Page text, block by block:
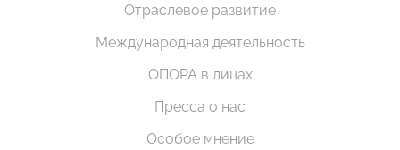
Отраслевое развитие
Международная деятельность
ОПОРА в лицах
Пресса о нас
Особое мнение